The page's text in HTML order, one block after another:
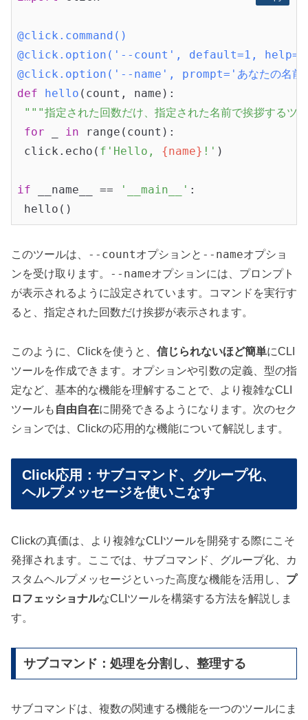
@click.command()
@click.option('--count', default=1, help='挨
@click.option('--name', prompt='あなたの名
def
hello (count, name) :
"""指定された回数だけ、指定された名前で挨拶するツ
for
in range(count):
click.echo( f'Hello, {name} !' )
if __name__ == '__main__' :
このツールは、 --countオプションと --nameオプショ
ンを受け取ります。
--nameオプションには、プロンプト
が表示されるように設定されています。コマンドを実行す
ると、指定された回数だけ挨拶が表示されます。
このように、Clickを使うと、 信じられないほど簡単にCLI
ツールを作成できます。オプションや引数の定義、型の指
定など、基本的な機能を理解することで、より複雑なCLI
ツールも 自由自在に開発できるようになります。次のセク
ションでは、Clickの応用的な機能について解説します。
Click応用：サブコマンド、グループ化、
ヘルプメッセージを使いこなす
Clickの真価は、より複雑なCLIツールを開発する際にこそ
発揮されます。ここでは、サブコマンド、グループ化、カ
スタムヘルプメッセージといった高度な機能を活用し、 プ
ロフェッショナルなCLIツールを構築する方法を解説しま
す。
サブコマンド：処理を分割し、整理する
サブコマンドは、複数の関連する機能を一つのツールにま